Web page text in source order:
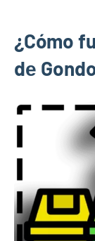
¿Cómo
dе